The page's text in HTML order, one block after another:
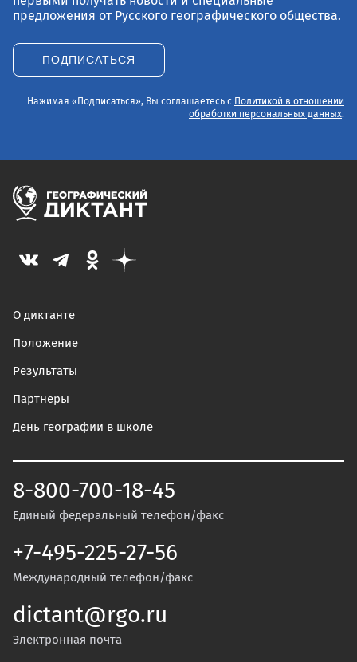
предложения от Русского географического общества.
ПОДПИСАТЬСЯ
Нажимая «Подписаться», Вы соглашаетесь с
Политикой в отношении
обработки персональных данных.
О диктанте
Положение
Результаты
Партнеры
День географии в школе
8-800-700-18-45
Единый федеральный телефон/факс
+7-495-225-27-56
Международный телефон/факс
dictant@rgo.ru
Электронная почта